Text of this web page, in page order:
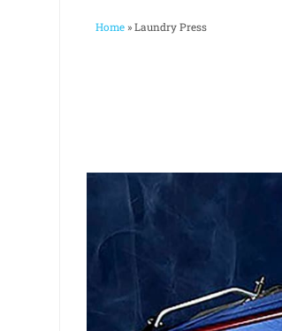
Home »Laundry Press